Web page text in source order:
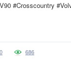
#Crosscountry
0 686